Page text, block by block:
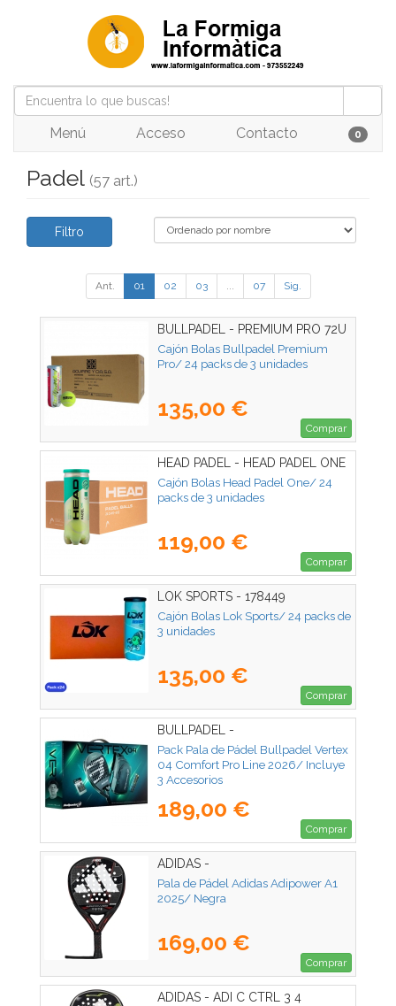
Menú Acceso Contacto 0
Padel (57 art.)
Filtro
Ant. 01 02 03 ... 07 Sig.
BULLPADEL - PREMIUM PRO 72U
Cajón Bolas Bullpadel Premium
Pro/ 24 packs de 3 unidades
135,00 €
Comprar
HEAD PADEL - HEAD PADEL ONE
72U
Cajón Bolas Head Padel One/ 24
packs de 3 unidades
119,00 €
Comprar
LOK SPORTS - 178449
Cajón Bolas Lok Sports/ 24 packs de
3 unidades
135,00 €
Comprar
BULLPADEL -
Pack Pala de Pádel Bullpadel Vertex
04 Comfort Pro Line 2026/ Incluye
3 Accesorios
189,00 €
Comprar
ADIDAS -
Pala de Pádel Adidas Adipower A1
2025/ Negra
169,00 €
Comprar
ADIDAS - ADI C CTRL 3 4